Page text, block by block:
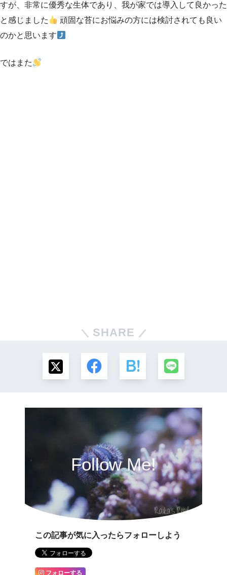
すが、非常に優秀な生体であり、我が家では導入して良かった
と感じました
頑固な苔にお悩みの方には検討されても良い
のかと思います
ではまた
SHARE
Follow Me!
この記事が気に入ったらフォローしよう
フォローする